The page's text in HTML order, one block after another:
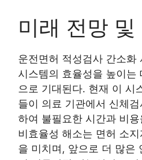
미래 전망
운전면허 적성검사 간소화
시스템의 효율성을 높이는
으로 기대된다. 현재 이 시
들이 의료 기관에서 신체
하여 불필요한 시간과 비
비효율성 해소는 면허 소
을 미치며, 앞으로 더 많은